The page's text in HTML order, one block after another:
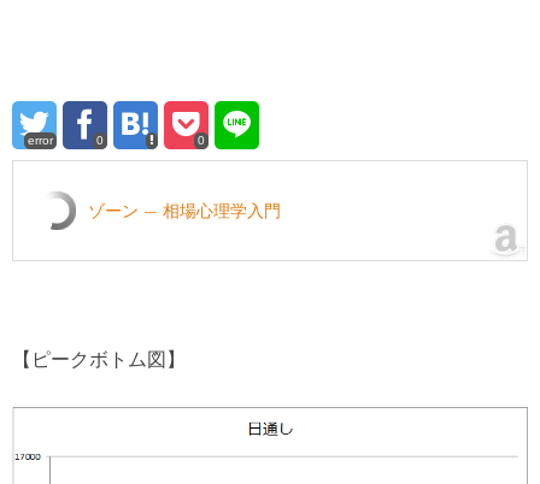
error 0 0
ゾーン — 相場心理学入門
【ピークボトム図】